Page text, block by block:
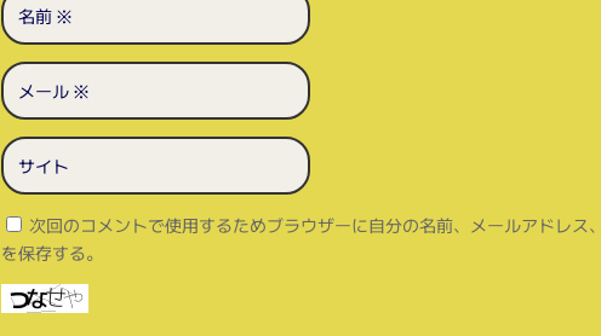
次回のコメントで使用するためブラウザーに自分の名前、メールアドレス
を保存する。